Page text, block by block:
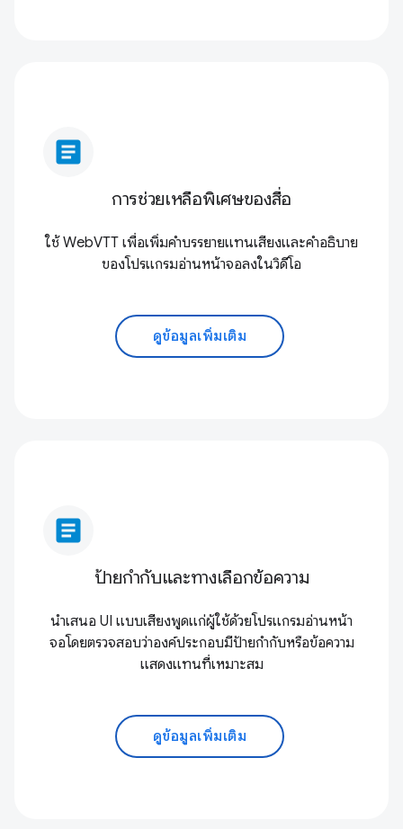
article
การช่วยเหลือพิเศษของสื่อ
ใช้ WebVTT เพื่อเพิ่มคำบรรยายแทนเสียงและคำอธิบาย
ของโปรแกรมอ่านหน้าจอลงในวิดีโอ
ดูข้อมูลเพิ่มเติม
article
ป้ายกำกับและทางเลือกข้อความ
นำเสนอ UI แบบเสียงพูดแก่ผู้ใช้ด้วยโปรแกรมอ่านหน้า
จอโดยตรวจสอบว่าองค์ประกอบมีป้ายกำกับหรือข้อความ
แสดงแทนที่เหมาะสม
ดูข้อมูลเพิ่มเติม